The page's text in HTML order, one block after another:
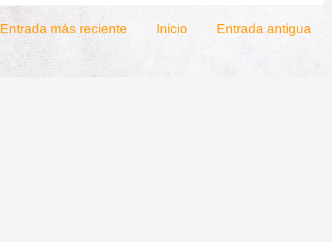
Entrada más reciente Entrada antigua
Inicio